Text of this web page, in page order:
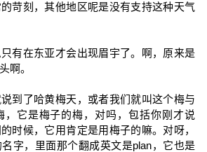
苛刻，其他地区呢是没有支持这种天气
有在东亚才会出现眉宇了。啊，原来是
啊。
到了哈黄梅天，或者我们就叫这个梅与
，它是梅子的梅，对吗，包括你刚才说
时候，它用肯定是用梅子的嘛。对呀，
字，里面那个翻成英文是plan，它也是